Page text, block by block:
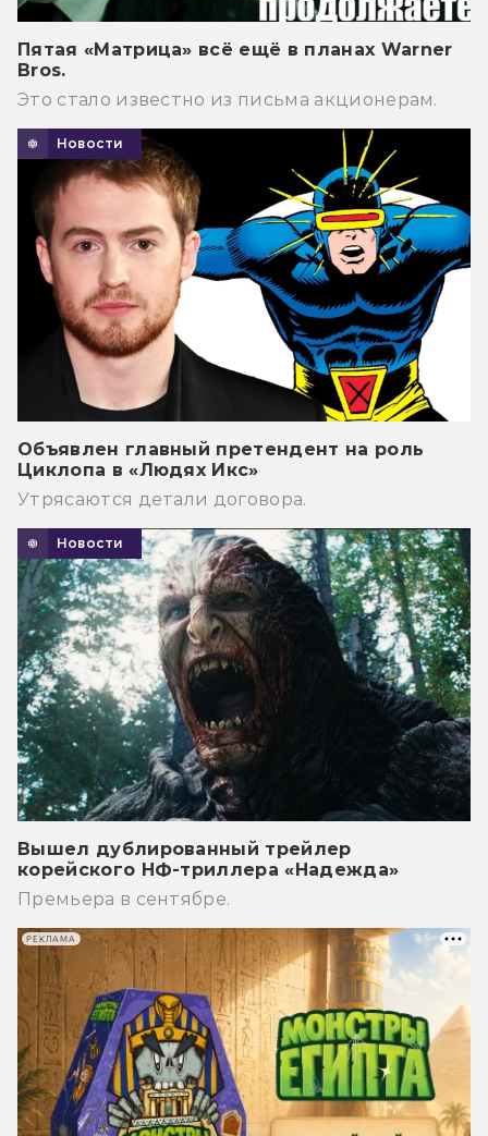
Пятая «Матрица» всё ещё в планах Warner
Bros.
Это стало известно из письма акционерам.
Новости
Объявлен главный претендент на роль
Циклопа в «Людях Икс»
Утрясаются детали договора.
Новости
Вышел дублированный трейлер
корейского НФ-триллера «Надежда»
Премьера в сентябре.
РЕКЛАМА